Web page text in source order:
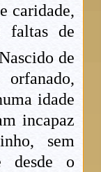
caridade,
faltas de
de
idade
incapaz
sem
desde o